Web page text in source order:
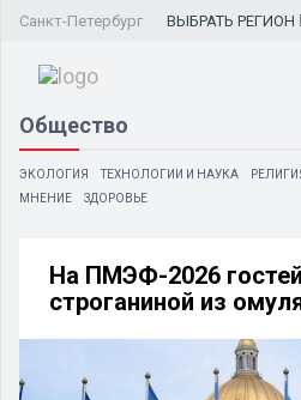
Санкт-Петербург ВЫБРАТЬ РЕГИОН
Общество
ЭКОЛОГИЯ ТЕХНОЛОГИИ И НАУКА
МНЕНИЕ
ЗДОРОВЬЕ
На ПМЭФ-2026
строганиной из